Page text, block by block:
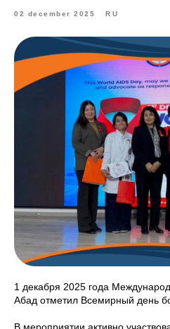
02 december 2025 RU
1 декабря 2025 года
Абад отметил Всемирный день
В мероприятии активно